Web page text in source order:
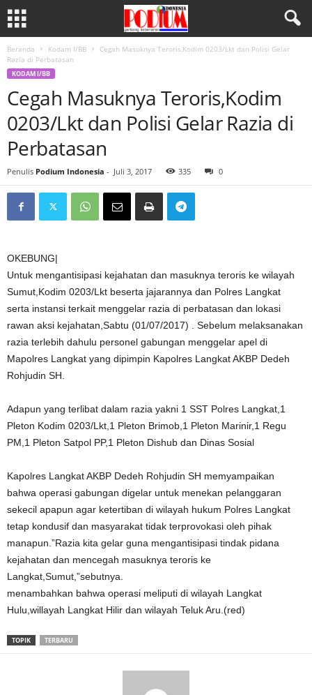
Beranda Kodam I/BB
Cegah Masuknya Teroris,Kodim 0203/Lkt dan Polisi Gelar
Razia di Perbatasan
KODAM I/BB
Cegah Masuknya Teroris,Kodim
0203/Lkt dan Polisi Gelar Razia di
Perbatasan
Penulis Podium Indonesia - Juli 3, 2017 335 0
OKEBUNG|
Untuk mengantisipasi kejahatan dan masuknya teroris ke wilayah
Sumut,Kodim 0203/Lkt beserta jajarannya dan Polres Langkat
serta instansi terkait menggelar razia di perbatasan dan lokasi
rawan aksi kejahatan,Sabtu (01/07/2017) . Sebelum melaksanakan
razia terlebih dahulu personel gabungan menggelar apel di
Mapolres Langkat yang dipimpin Kapolres Langkat AKBP Dedeh
Rohjudin SH.
Adapun yang terlibat dalam razia yakni 1 SST Polres Langkat,1
Pleton Kodim 0203/Lkt,1 Pleton Brimob,1 Pleton Marinir,1 Regu
PM,1 Pleton Satpol PP,1 Pleton Dishub dan Dinas Sosial
Kapolres Langkat AKBP Dedeh Rohjudin SH memyampaikan
bahwa operasi gabungan digelar untuk menekan pelanggaran
sekecil apapun agar ketertiban di wilayah hukum Polres Langkat
tetap kondusif dan masyarakat tidak terprovokasi oleh pihak
manapun.”Razia kita gelar guna mengantisipasi tindak pidana
kejahatan dan mencegah masuknya teroris ke
Langkat,Sumut,”sebutnya.
menambahkan bahwa operasi meliputi di wilayah Langkat
Hulu,willayah Langkat Hilir dan wilayah Teluk Aru.(red)
TOPIK TERBARU